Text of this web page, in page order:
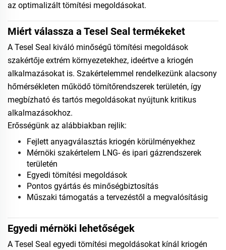
az optimalizált tömítési megoldásokat.
Miért válassza a Tesel Seal termékeket
A Tesel Seal kiváló minőségű tömítési megoldások
szakértője extrém környezetekhez, ideértve a kriogén
alkalmazásokat is. Szakértelemmel rendelkezünk alacsony
hőmérsékleten működő tömítőrendszerek területén, így
megbízható és tartós megoldásokat nyújtunk kritikus
alkalmazásokhoz.
Erősségünk az alábbiakban rejlik:
Fejlett anyagválasztás kriogén körülményekhez
Mérnöki szakértelem LNG- és ipari gázrendszerek
területén
Egyedi tömítési megoldások
Pontos gyártás és minőségbiztosítás
Műszaki támogatás a tervezéstől a megvalósításig
Egyedi mérnöki lehetőségek
A Tesel Seal egyedi tömítési megoldásokat kínál kriogén